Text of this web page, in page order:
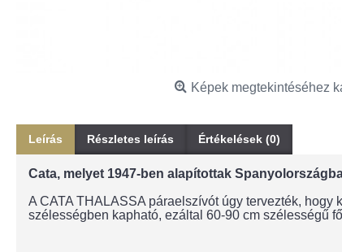
Képek megtekintéséhez
Leírás Részletes leírás Értékelések (0)
Cata, melyet 1947-ben alapítottak
A CATA THALASSA páraelszívót úgy tervezték,
szélességben kapható, ezáltal 60-90 cm szélességű